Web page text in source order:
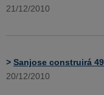
21/12/2010
> Sanjose construirá
20/12/2010